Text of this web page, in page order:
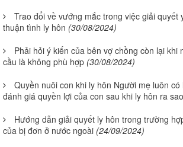
Trao đổi về vướng mắc trong việc giải quyết
thuận tình ly hôn (30/08/2024)
Phải hỏi ý kiến của bên vợ chồng còn lại khi
cầu là không phù hợp (30/08/2024)
Quyền nuôi con khi ly hôn Người mẹ luôn
đánh giá quyền lợi của con sau khi ly hôn ra
Hướng dẫn giải quyết ly hôn trong trường
của bị đơn ở nước ngoài (24/09/2024)